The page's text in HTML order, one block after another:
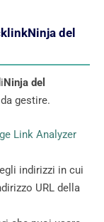
Ninja del
Ninja del
gestire.
Link Analyzer
indirizzi in cui
URL della